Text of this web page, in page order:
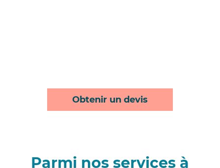
Obtenir un devis
Parmi nos services à